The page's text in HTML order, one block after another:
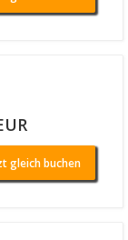
gleich buchen